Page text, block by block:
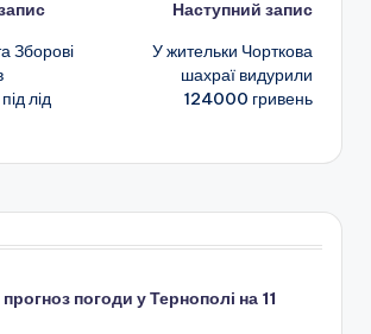
Зборові
лід
Наступний запис
У жительки Чорткова
шахраї видурили
124000 гривень
погоди у Тернополі на 11